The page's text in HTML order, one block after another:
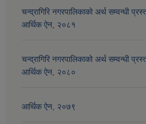
चन्द्रागिरि नगरपालिकाको अर्थ सम्वन्धी
आर्थिक ऐन, २०८१
चन्द्रागिरि नगरपालिकाको अर्थ सम्वन्धी
आर्थिक ऐन, २०८०
आर्थिक ऐन, २०७९